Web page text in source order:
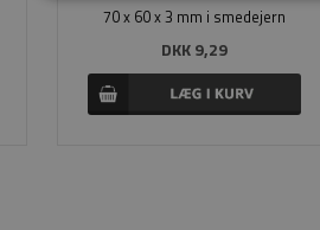
70 x 60 x 3 mm i smedejern
DKK 9,29